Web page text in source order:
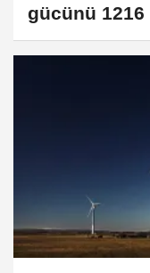
gücünü 1216